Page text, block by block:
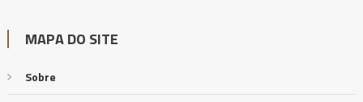
MAPA DO SITE
Sobre